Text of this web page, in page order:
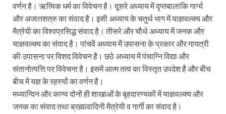
वर्णन है। ऋत्विक धर्म का विवेचन है। दूसरे अध्याय में दृप्तबालाकि गार्ग्य
और अजातशत्रु का संवाद है। इसी अध्याय के चतुर्थ भाग में याज्ञवल्क्य और
मैत्रेयी का विश्वप्रसिद्ध संवाद है। तीसरे और चौथे अध्याय में जनक और
याज्ञवल्क्य का संवाद है। पांचवें अध्याय में उपासना के प्रकार और गायत्री
की उपासना पर विशद विवेचन है। छठे अध्याय में पंचाग्नि विद्या और
संतानोत्पत्ति पर विवेचना है। इसमें आत्म तत्व का विस्तृत उपदेश है और बीच
बीच में यज्ञ के रहस्यों का वर्णन है।
मध्यान्दिन और काण्व दोनों ही शाखाओं के बृहदारण्यकों में याज्ञवल्क्य और
जनक का संवाद तथा ब्रह्मïवादिनी मैत्रेयी व गार्गी का संवाद है।